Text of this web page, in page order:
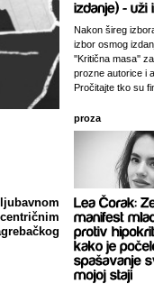
Nakon šireg
izbor osmog
''Kritična masa''
prozne autorice i
Pročitajte tko su
proza